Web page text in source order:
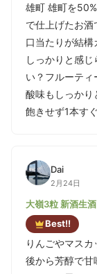
雄町 雄町を
で仕上げたお酒
口当たりが結
しっかりと感
い？フルーティ
酸味もしっかり
飽きせず1本す
Dai
2月24日
大嶺3粒 新酒生
Best!!
りんごやマスカ
後から芳醇で甘